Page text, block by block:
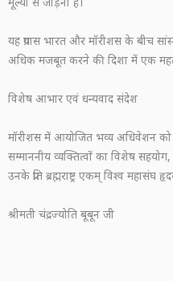
यह प्रयास भारत और मॉरीशस के बीच
अधिक मजबूत करने की दिशा में एक
विशेष आभार एवं धन्यवाद संदेश
मॉरीशस में आयोजित भव्य अधिवेशन
सम्माननीय व्यक्तित्वों का विशेष सहयोग,
उनके प्रति ब्रह्मराष्ट्र एकम् विश्व महासंघ
श्रीमती चंद्रज्योति बूबून जी